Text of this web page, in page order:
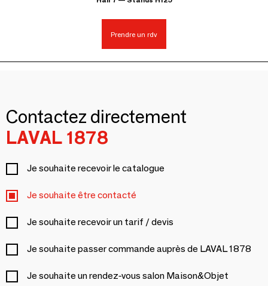
Prendre un rdv
Contactez directement
LAVAL 1878
Je souhaite recevoir le catalogue
Je souhaite être contacté
Je souhaite recevoir un tarif / devis
Je souhaite passer commande auprès de LAVAL 1878
Je souhaite un rendez-vous salon Maison&Objet